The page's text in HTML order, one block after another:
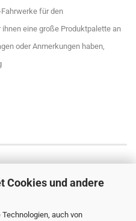
Cookies und andere
auch von
für den
eine große Produktpalette an
oder Anmerkungen haben,